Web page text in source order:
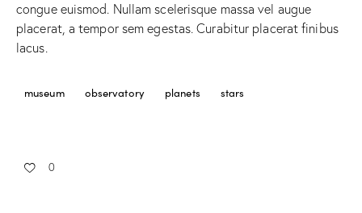
congue euismod. Nullam scelerisque massa vel augue
placerat, a tempor sem egestas. Curabitur placerat finibus
lacus.
museum observatory planets stars
0